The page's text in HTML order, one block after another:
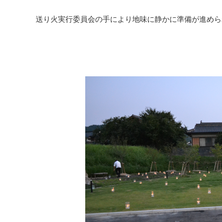
送り火実行委員会の手により地味に静かに準備が進め